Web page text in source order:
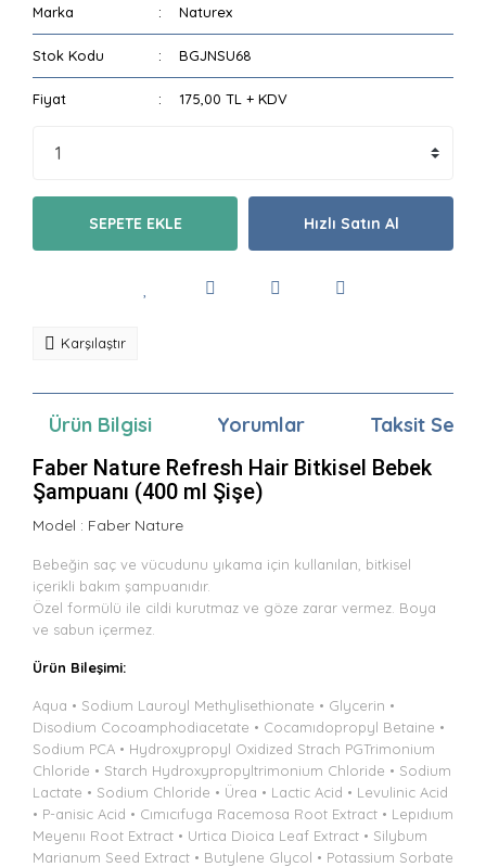
Marka Naturex
Stok Kodu BGJNSU68
Fiyat 175,00 TL + KDV
SEPETE EKLE Hızlı Satın Al
Karşılaştır
Ürün Bilgisi Yorumlar Taksit
Faber Nature Refresh Hair Bitkisel Bebek
Şampuanı (400 ml Şişe)
Model : Faber Nature
Bebeğin saç ve vücudunu yıkama için kullanılan, bitkisel
içerikli bakım şampuanıdır.
Özel formülü ile cildi kurutmaz ve göze zarar vermez. Boya
ve sabun içermez.
Ürün Bileşimi:
Aqua • Sodium Lauroyl Methylisethionate • Glycerin •
Disodium Cocoamphodiacetate • Cocamıdopropyl Betaine •
Sodium PCA • Hydroxypropyl Oxidized Strach PGTrimonium
Chloride • Starch Hydroxypropyltrimonium Chloride • Sodium
Lactate • Sodium Chloride • Ürea • Lactic Acid • Levulinic Acid
• P-anisic Acid • Cımıcıfuga Racemosa Root Extract • Lepıdıum
Meyenıı Root Extract • Urtica Dioica Leaf Extract • Silybum
Marianum Seed Extract • Butylene Glycol • Potassium Sorbate